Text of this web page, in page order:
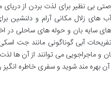
نظیر برای لذت بردن از دریای
زلال مکانی آرام و دلنشین
سایه بان و حوله های ساحلی در
آبی گوناگونی مانند جت
ماجراجویی می توانند از آن ها
بهره مند شوید و سفری خاطره انگیز